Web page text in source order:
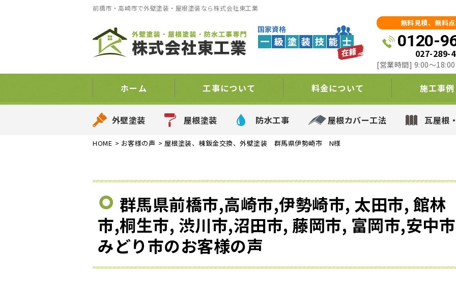
前橋市・高崎市で外壁塗装・屋根塗装なら株式会社東工業
無料見積、無料
0120-
027-289-
[営業時間] 9:00～
ホーム 工事について 料金について 施工事例
外壁塗装 屋根塗装 防水工事 屋根カバー工法 瓦屋根
HOME > お客様の声 > 屋根塗装、棟鈑金交換、外壁塗装 群馬県伊勢崎市 N様
群馬県前橋市,高崎市,伊勢崎市, 太田市, 館林
市,桐生市, 渋川市,沼田市, 藤岡市, 富岡市,安中
みどり市のお客様の声